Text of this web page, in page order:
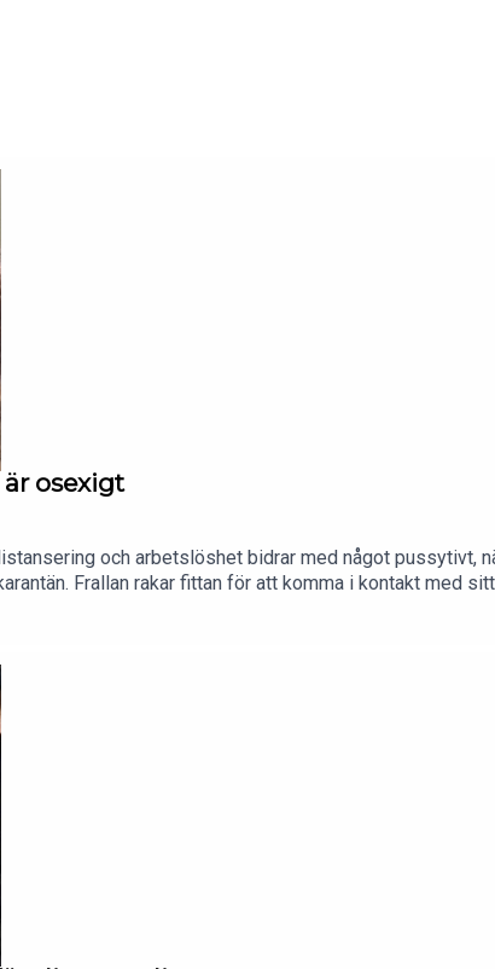
är osexigt
och arbetslöshet bidrar med något pussytivt,
Frallan rakar fittan för att komma i kontakt med